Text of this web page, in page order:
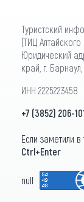
Туристский
(ТИЦ Алтайского
Юридический
край, г.
ИНН
+7 (3852) 206-
Если заметили
Ctrl+Enter
null